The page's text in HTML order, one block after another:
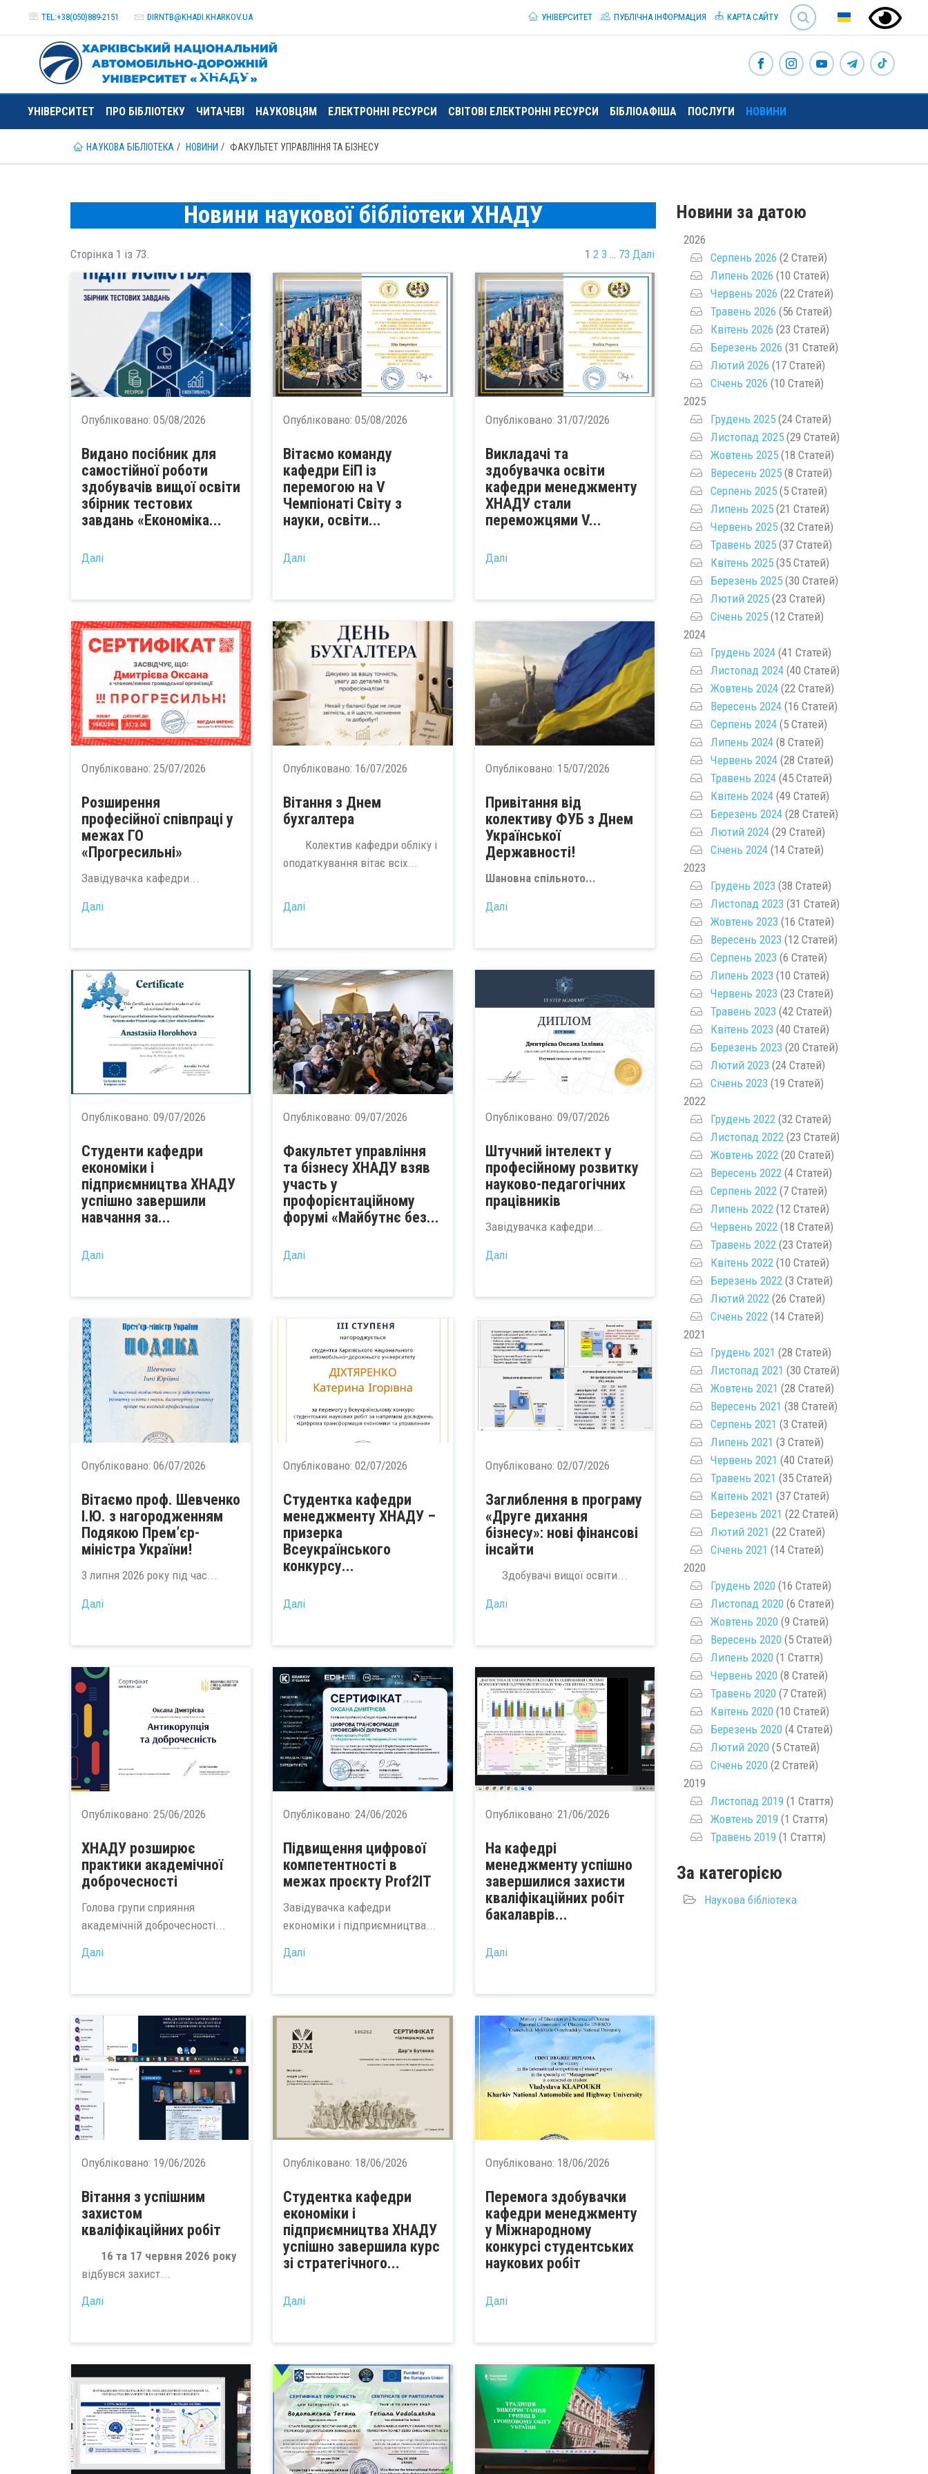
TEL:+38(050)889-2151 DIRNTB@KHADI.KHARKOV.UA
SEARCH
УНІВЕРСИТЕТ
ПУБЛІЧНА ІНФОРМАЦИЯ КАРТА САЙТУ
УНІВЕРСИТЕТ ПРО БІБЛІОТЕКУ ЧИТАЧЕВІ НАУКОВЦЯМ ЕЛЕКТРОННІ РЕСУРСИ СВІТОВІ ЕЛЕКТРОННІ РЕСУРСИ БІБЛІОАФІША ПОСЛУГИ НОВИНИ
НАУКОВА БІБЛІОТЕКА НОВИНИ ФАКУЛЬТЕТ УПРАВЛІННЯ ТА БІЗНЕСУ
Новини наукової бібліотеки ХНАДУ
Сторінка 1 із 73. 1 2 3 … 73 Далі
Опубліковано: 05/08/2026
Видано посібник для
самостійної роботи
здобувачів вищої освіти
збірник тестових
завдань «Економіка...
Далі
Опубліковано:05/08/2026
Вітаємо команду
кафедри ЕіП із
перемогою на V
Чемпіонаті Світу з
науки, освіти...
Далі
Опубліковано: 31/07/2026
Викладачі та
здобувачка освіти
кафедри менеджменту
ХНАДУ стали
переможцями V...
Далі
Опубліковано: 25/07/2026
Розширення
професійної співпраці у
межах ГО
«Прогресильні»
Завідувачка кафедри...
Далі
Опубліковано: 16/07/2026
Вітання з Днем
бухгалтера
Колектив кафедри обліку і
оподаткування вітає всіх...
Далі
Опубліковано: 15/07/2026
Привітання від
колективу ФУБ з Днем
Української
Державності!
Шановна спільното...
Далі
Опубліковано: 09/07/2026
Студенти кафедри
економіки і
підприємництва ХНАДУ
успішно завершили
навчання за...
Далі
Опубліковано:09/07/2026
Факультет управління
та бізнесу ХНАДУ взяв
участь у
профорієнтаційному
форумі «Майбутнє без...
Далі
Опубліковано: 09/07/2026
Штучний інтелект у
професійному розвитку
науково-педагогічних
працівників
Завідувачка кафедри...
Далі
Опубліковано: 06/07/2026
Вітаємо проф. Шевченко
І.Ю. з нагородженням
Подякою Прем’єр-
міністра України!
3 липня 2026 року під час...
Далі
Опубліковано:02/07/2026
Студентка кафедри
менеджменту ХНАДУ –
призерка
Всеукраїнського
конкурсу...
Далі
Опубліковано: 02/07/2026
Заглиблення в програму
«Друге дихання
бізнесу»: нові фінансові
інсайти
Здобувачі вищої освіти...
Далі
Опубліковано: 25/06/2026
ХНАДУ розширює
практики академічної
доброчесності
Голова групи сприяння
академічній доброчесності...
Далі
Опубліковано:24/06/2026
Підвищення цифрової
компетентності в
межах проєкту Prof2IT
Завідувачка кафедри
економіки і підприємництва...
Далі
Опубліковано: 21/06/2026
На кафедрі
менеджменту успішно
завершилися захисти
кваліфікаційних робіт
бакалаврів...
Далі
Опубліковано: 19/06/2026
Вітання з успішним
захистом
кваліфікаційних робіт
16 та 17 червня 2026 року
відбувся захист...
Далі
Опубліковано: 18/06/2026
Студентка кафедри
економіки і
підприємництва ХНАДУ
успішно завершила курс
зі стратегічного...
Далі
Опубліковано: 18/06/2026
Перемога здобувачки
кафедри менеджменту
у Міжнародному
конкурсі студентських
наукових робіт
Далі
Новини за датою
2026
Серпень 2026 (2 Статей)
Липень 2026 (10 Статей)
Червень 2026 (22 Статей)
Травень 2026 (56 Статей)
Квітень 2026 (23 Статей)
Березень 2026 (31 Статей)
Лютий 2026 (17 Статей)
Січень 2026 (10 Статей)
2025
Грудень 2025(24 Статей)
Листопад 2025(29 Статей)
Жовтень 2025(18 Статей)
Вересень 2025(8 Статей)
Серпень 2025(5 Статей)
Липень 2025(21 Статей)
Червень 2025(32 Статей)
Травень 2025(37 Статей)
Квітень 2025(35 Статей)
Березень 2025(30 Статей)
Лютий 2025(23 Статей)
Січень 2025(12 Статей)
2024
Грудень 2024(41 Статей)
Листопад 2024(40 Статей)
Жовтень 2024(22 Статей)
Вересень 2024(16 Статей)
Серпень 2024(5 Статей)
Липень 2024(8 Статей)
Червень 2024(28 Статей)
Травень 2024(45 Статей)
Квітень 2024(49 Статей)
Березень 2024(28 Статей)
Лютий 2024(29 Статей)
Січень 2024(14 Статей)
2023
Грудень 2023 (38 Статей)
Листопад 2023 (31 Статей)
Жовтень 2023 (16 Статей)
Вересень 2023 (12 Статей)
Серпень 2023 (6 Статей)
Липень 2023 (10 Статей)
Червень 2023 (23 Статей)
Травень 2023 (42 Статей)
Квітень 2023 (40 Статей)
Березень 2023 (20 Статей)
Лютий 2023 (24 Статей)
Січень 2023 (19 Статей)
2022
Грудень 2022(32 Статей)
Листопад 2022(23 Статей)
Жовтень 2022(20 Статей)
Вересень 2022(4 Статей)
Серпень 2022(7 Статей)
Липень 2022(12 Статей)
Червень 2022(18 Статей)
Травень 2022(23 Статей)
Квітень 2022(10 Статей)
Березень 2022(3 Статей)
Лютий 2022(26 Статей)
Січень 2022(14 Статей)
2021
Грудень 2021 (28 Статей)
Листопад 2021 (30 Статей)
Жовтень 2021 (28 Статей)
Вересень 2021 (38 Статей)
Серпень 2021 (3 Статей)
Липень 2021 (3 Статей)
Червень 2021 (40 Статей)
Травень 2021 (35 Статей)
Квітень 2021 (37 Статей)
Березень 2021 (22 Статей)
Лютий 2021 (22 Статей)
Січень 2021 (14 Статей)
2020
Грудень 2020(16 Статей)
Листопад 2020(6 Статей)
Жовтень 2020(9 Статей)
Вересень 2020(5 Статей)
Липень 2020(1 Стаття)
Червень 2020(8 Статей)
Травень 2020(7 Статей)
Квітень 2020(10 Статей)
Березень 2020(4 Статей)
Лютий 2020(5 Статей)
Січень 2020(2 Статей)
2019
Листопад 2019 (1 Стаття)
Жовтень 2019 (1 Стаття)
Травень 2019 (1 Стаття)
За категорією
Наукова бібліотека